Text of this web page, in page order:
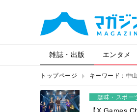
雑誌・出版 エンタメ
トップページ キーワード：中
趣味・スポー